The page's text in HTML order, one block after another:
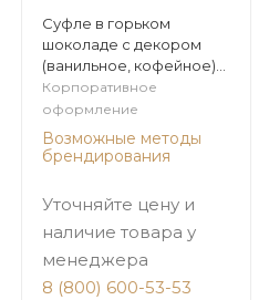
Суфле в горьком
шоколаде с декором
(ванильное, кофейное)
180г из коллекции
Элегантная зима
Корпоративное
оформление
Возможные методы
брендирования
Уточняйте цену и
наличие товара у
менеджера
8 (800) 600-53-53